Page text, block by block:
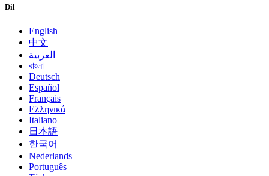
Dil
English
中文
العربية
বাংলা
Deutsch
Español
Français
Ελληνικά
Italiano
日本語
한국어
Nederlands
Português